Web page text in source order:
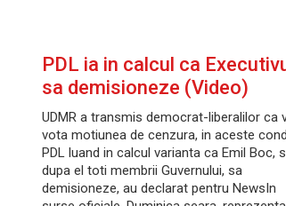
PDL ia in calcul ca
sa demisioneze (Video)
UDMR a transmis democrat-liberalilor ca
vota motiunea de cenzura, in aceste
PDL luand in calcul varianta ca Emil Boc,
dupa el toti membrii Guvernului, sa
demisioneze, au declarat pentru NewsIn